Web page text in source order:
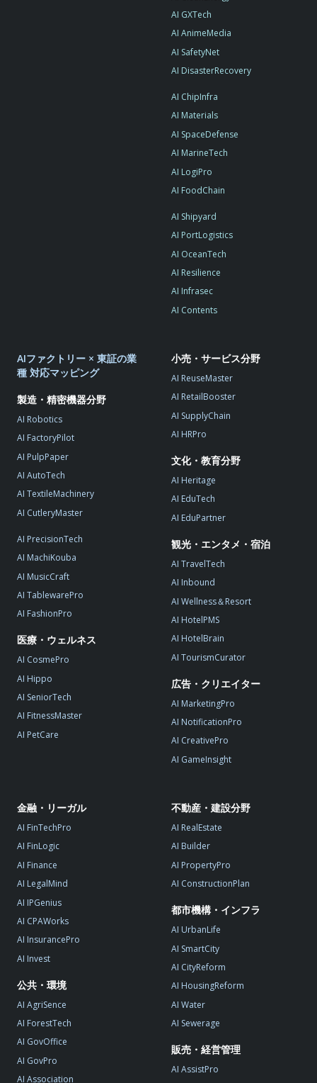
AI GXTech
AI AnimeMedia
AI SafetyNet
AI DisasterRecovery
AI ChipInfra
AI Materials
AI SpaceDefense
AI MarineTech
AI LogiPro
AI FoodChain
AI Shipyard
AI PortLogistics
AI OceanTech
AI Resilience
AI Infrasec
AI Contents
AIファクトリー × 東証の業
種 対応マッピング
製造・精密機器分野
AI Robotics
AI FactoryPilot
AI PulpPaper
AI AutoTech
AI TextileMachinery
AI CutleryMaster
AI PrecisionTech
AI MachiKouba
AI MusicCraft
AI TablewarePro
AI FashionPro
医療・ウェルネス
AI CosmePro
AI Hippo
AI SeniorTech
AI FitnessMaster
AI PetCare
小売・サービス分野
AI ReuseMaster
AI RetailBooster
AI SupplyChain
AI HRPro
文化・教育分野
AI Heritage
AI EduTech
AI EduPartner
観光・エンタメ・宿泊
AI TravelTech
AI Inbound
AI Wellness＆Resort
AI HotelPMS
AI HotelBrain
AI TourismCurator
広告・クリエイター
AI MarketingPro
AI NotificationPro
AI CreativePro
AI GameInsight
金融・リーガル
AI FinTechPro
AI FinLogic
AI Finance
AI LegalMind
AI IPGenius
AI CPAWorks
AI InsurancePro
AI Invest
公共・環境
AI AgriSence
AI ForestTech
AI GovOffice
AI GovPro
AI Association
不動産・建設分野
AI RealEstate
AI Builder
AI PropertyPro
AI ConstructionPlan
都市機構・インフラ
AI UrbanLife
AI SmartCity
AI CityReform
AI HousingReform
AI Water
AI Sewerage
販売・経営管理
AI AssistPro